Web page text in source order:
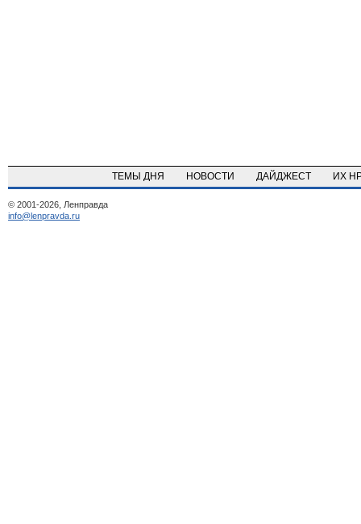
ТЕМЫ ДНЯ НОВОСТИ ДАЙДЖЕСТ ИХ
© 2001-2026, Ленправда
info@lenpravda.ru